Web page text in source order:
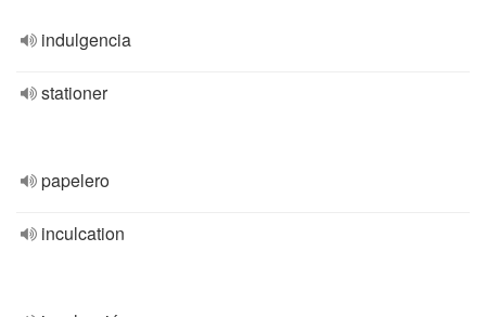
indulgencia
stationer
papelero
inculcation